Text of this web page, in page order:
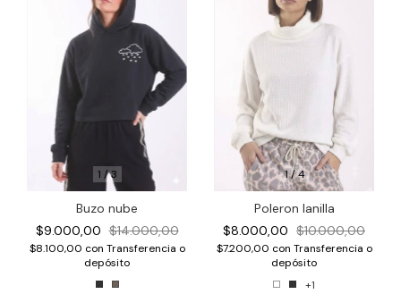
1 /3
Buzo nube
$9.000,00 $14.000,00
$8.100,00 con Transferencia o
depósito
1/4
Poleron lanilla
$8.000,00 $10.000,00
$7.200,00 con Transferencia o
depósito
+1